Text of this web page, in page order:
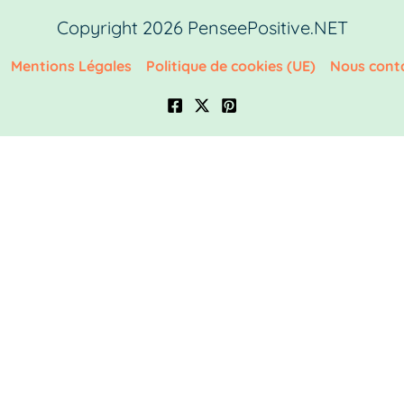
Copyright 2026 PenseePositive.NET
Mentions Légales Politique de cookies (UE) Nous